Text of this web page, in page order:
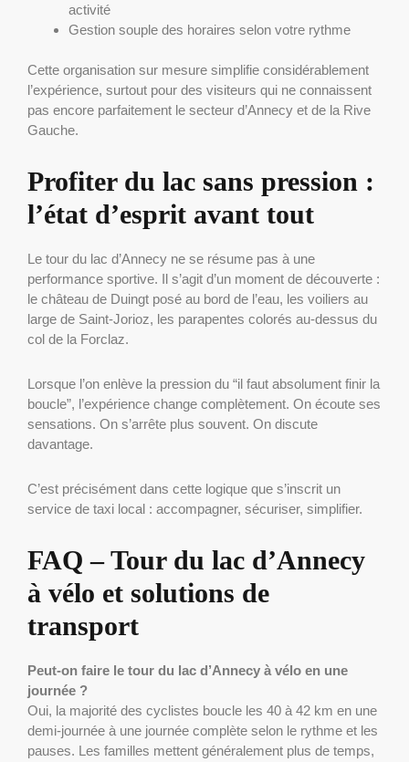
activité
Gestion souple des horaires selon votre rythme
Cette organisation sur mesure simplifie considérablement
l’expérience, surtout pour des visiteurs qui ne connaissent
pas encore parfaitement le secteur d’Annecy et de la Rive
Gauche.
Profiter du lac sans pression :
l’état d’esprit avant tout
Le tour du lac d’Annecy ne se résume pas à une
performance sportive. Il s’agit d’un moment de découverte :
le château de Duingt posé au bord de l’eau, les voiliers au
large de Saint-Jorioz, les parapentes colorés au-dessus du
col de la Forclaz.
Lorsque l’on enlève la pression du “il faut absolument finir la
boucle”, l’expérience change complètement. On écoute ses
sensations. On s’arrête plus souvent. On discute
davantage.
C’est précisément dans cette logique que s’inscrit un
service de taxi local : accompagner, sécuriser, simplifier.
FAQ – Tour du lac d’Annecy
à vélo et solutions de
transport
Peut-on faire le tour du lac d’Annecy à vélo en une
journée ?
Oui, la majorité des cyclistes boucle les 40 à 42 km en une
demi-journée à une journée complète selon le rythme et les
pauses. Les familles mettent généralement plus de temps,